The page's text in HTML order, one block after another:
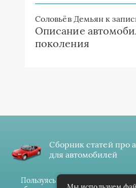
Соловьёв Демьян к
Описание
поколения
Сборник статей про
для автомобилей
Пользуясь данным ресурсом вы